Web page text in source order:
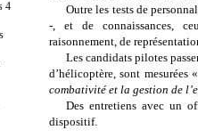
Outre les tests de
-, et de connaissances,
raisonnement, de
Les candidats pilotes
d’hélicoptère, sont mesurées
combativité et la gestion de
Des entretiens avec un
dispositif.
4